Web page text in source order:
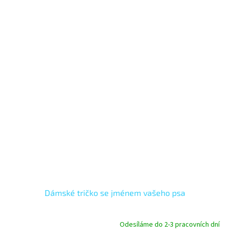
Dámské tričko se jménem vašeho psa
Odesíláme do 2-3 pracovních dní